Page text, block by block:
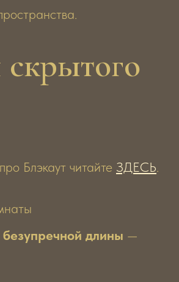
Блэкаут читайте ЗДЕСЬ.
безупречной длины —